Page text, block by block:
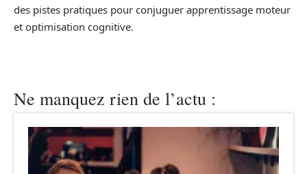
des pistes pratiques pour conjuguer apprentissage moteur
et optimisation cognitive.
Ne manquez rien de l’actu :